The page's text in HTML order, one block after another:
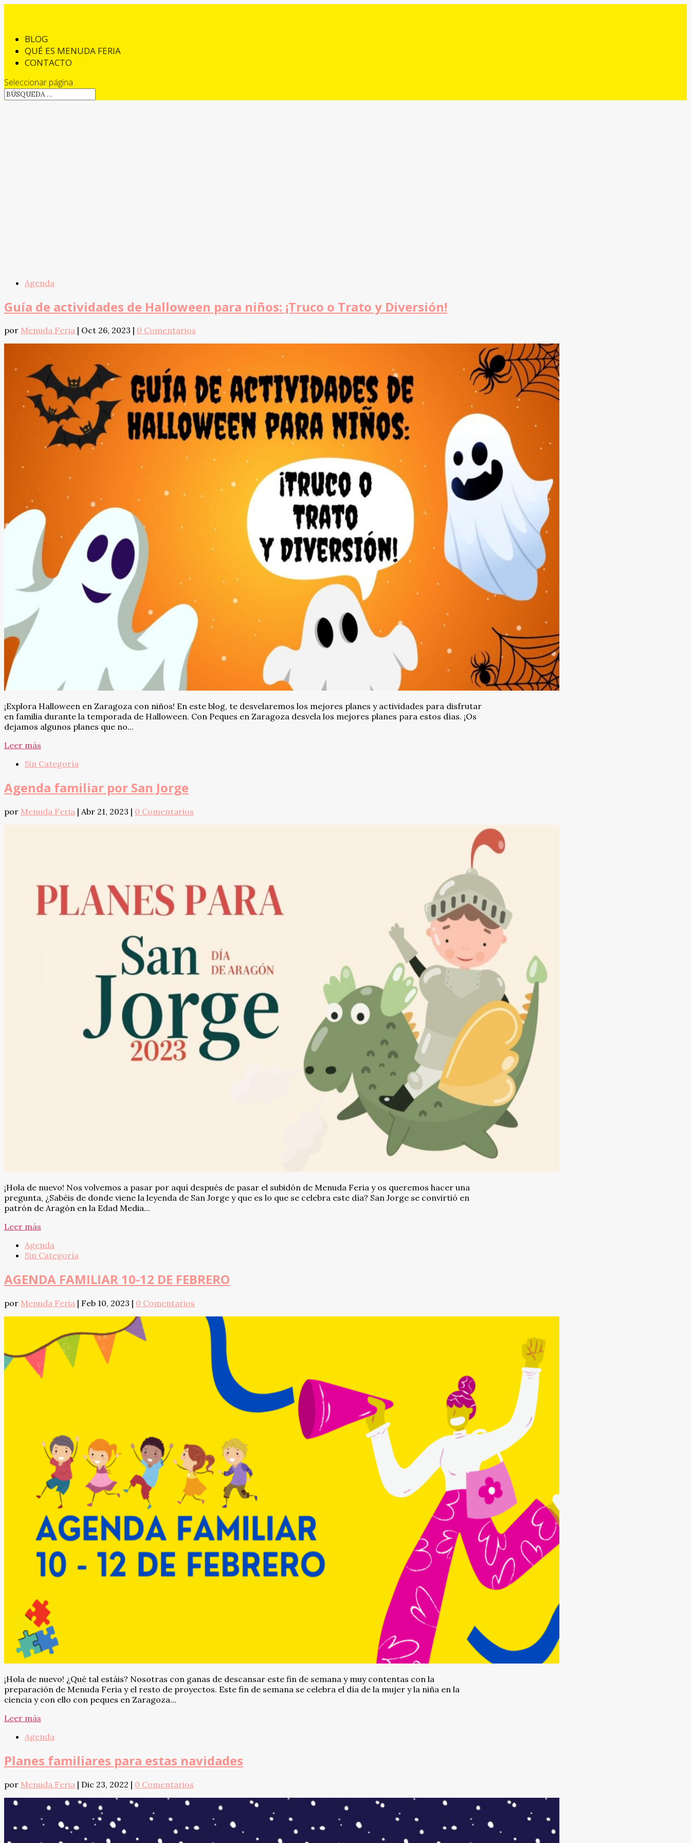
BLOG
QUÉ ES MENUDA FERIA
CONTACTO
Seleccionar página
Agenda
Guía de actividades de Halloween para niños: ¡Truco o Trato y Diversión!
por Menuda Feria | Oct 26, 2023 | 0 Comentarios
¡Explora Halloween en Zaragoza con niños! En este blog, te desvelaremos los mejores planes y actividades para disfrutar
en familia durante la temporada de Halloween. Con Peques en Zaragoza desvela los mejores planes para estos días. ¡Os
dejamos algunos planes que no...
Leer más
Sin Categoría
Agenda familiar por San Jorge
por Menuda Feria | Abr 21, 2023 | 0 Comentarios
¡Hola de nuevo! Nos volvemos a pasar por aquí después de pasar el subidón de Menuda Feria y os queremos hacer una
pregunta, ¿Sabéis de donde viene la leyenda de San Jorge y que es lo que se celebra este día? San Jorge se convirtió en
patrón de Aragón en la Edad Media...
Leer más
Agenda
Sin Categoría
AGENDA FAMILIAR 10-12 DE FEBRERO
por Menuda Feria | Feb 10, 2023 | 0 Comentarios
¡Hola de nuevo! ¿Qué tal estáis? Nosotras con ganas de descansar este fin de semana y muy contentas con la
preparación de Menuda Feria y el resto de proyectos. Este fin de semana se celebra el día de la mujer y la niña en la
ciencia y con ello con peques en Zaragoza...
Leer más
Agenda
Planes familiares para estas navidades
por Menuda Feria | Dic 23, 2022 | 0 Comentarios